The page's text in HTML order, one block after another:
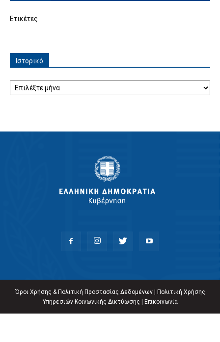
Ετικέτες
Ιστορικό
Όροι Χρήσης & Πολιτική Προστασίας Δεδομένων|
Πολιτική Χρήσης
Υπηρεσιών Κοινωνικής Δικτύωσης
Επικοινωνία